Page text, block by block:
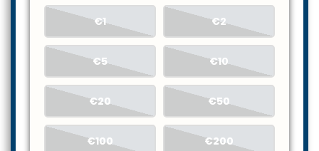
€1 €2
€5 €10
€20 €50
€100 €200